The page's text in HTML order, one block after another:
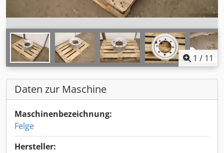
1 / 11
Daten zur Maschine
Maschinenbezeichnung:
Felge
Hersteller: